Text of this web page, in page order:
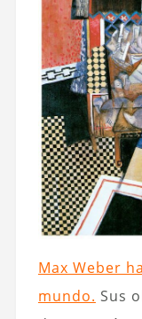
Max Weber
mundo. Sus